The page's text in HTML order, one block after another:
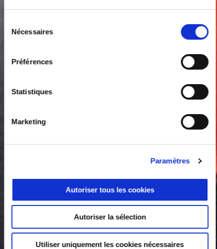
Nécessaires
Préférences
Statistiques
Marketing
Paramètres
Autoriser tous les cookies
Autoriser la sélection
Utiliser uniquement les cookies nécessaires